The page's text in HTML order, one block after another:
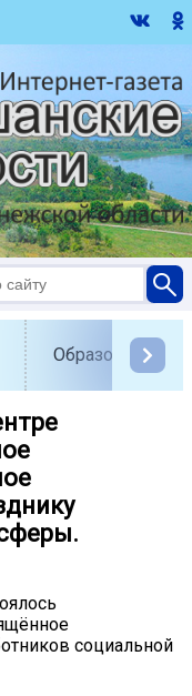
Образование
социальной